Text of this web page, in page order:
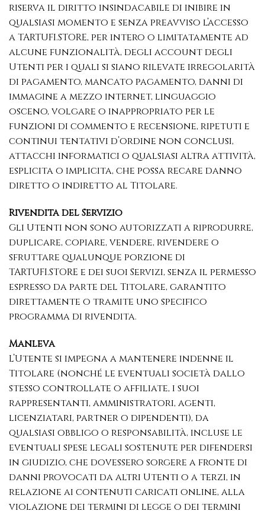
riserva il diritto insindacabile di inibire in
qualsiasi momento e senza preavviso l’accesso
a TARTUFI.STORE, per intero o limitatamente ad
alcune funzionalità, degli account degli
Utenti per i quali si siano rilevate irregolarità
di pagamento, mancato pagamento, danni di
immagine a mezzo internet, linguaggio
osceno, volgare o inappropriato per le
funzioni di commento e recensione, ripetuti e
continui tentativi d’ordine non conclusi,
attacchi informatici o qualsiasi altra attività,
esplicita o implicita, che possa recare danno
diretto o indiretto al Titolare.
Rivendita del Servizio
Gli Utenti non sono autorizzati a riprodurre,
duplicare, copiare, vendere, rivendere o
sfruttare qualunque porzione di
TARTUFI.STORE e dei suoi Servizi, senza il permesso
espresso da parte del Titolare, garantito
direttamente o tramite uno specifico
programma di rivendita.
Manleva
L’Utente si impegna a mantenere indenne il
Titolare (nonché le eventuali società dallo
stesso controllate o affiliate, i suoi
rappresentanti, amministratori, agenti,
licenziatari, partner o dipendenti), da
qualsiasi obbligo o responsabilità, incluse le
eventuali spese legali sostenute per difendersi
in giudizio, che dovessero sorgere a fronte di
danni provocati da altri Utenti o a terzi, in
relazione ai contenuti caricati online, alla
violazione dei termini di legge o dei termini